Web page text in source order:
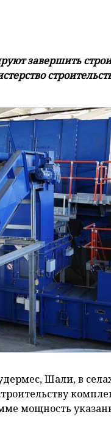
завершить
Шали, в
мощность